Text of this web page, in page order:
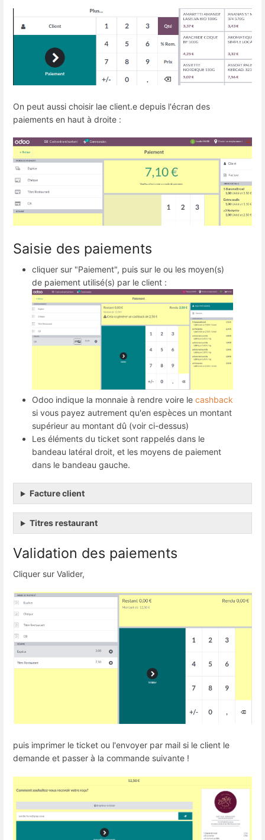
On peut aussi choisir lae client.e depuis l'écran des
paiements en haut à droite :
Saisie des paiements
cliquer sur "Paiement", puis sur le ou les moyen(s)
de paiement utilisé(s) par le client :
Odoo indique la monnaie à rendre voire le cashback
si vous payez autrement qu'en espèces un montant
supérieur au montant dû (voir ci-dessus)
Les éléments du ticket sont rappelés dans le
bandeau latéral droit, et les moyens de paiement
dans le bandeau gauche.
Facture client
Titres restaurant
Validation des paiements
Cliquer sur Valider,
puis imprimer le ticket ou l'envoyer par mail si le client le
demande et passer à la commande suivante !